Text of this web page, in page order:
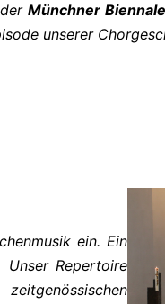
Münchner
unserer
ein. Ein
Repertoire